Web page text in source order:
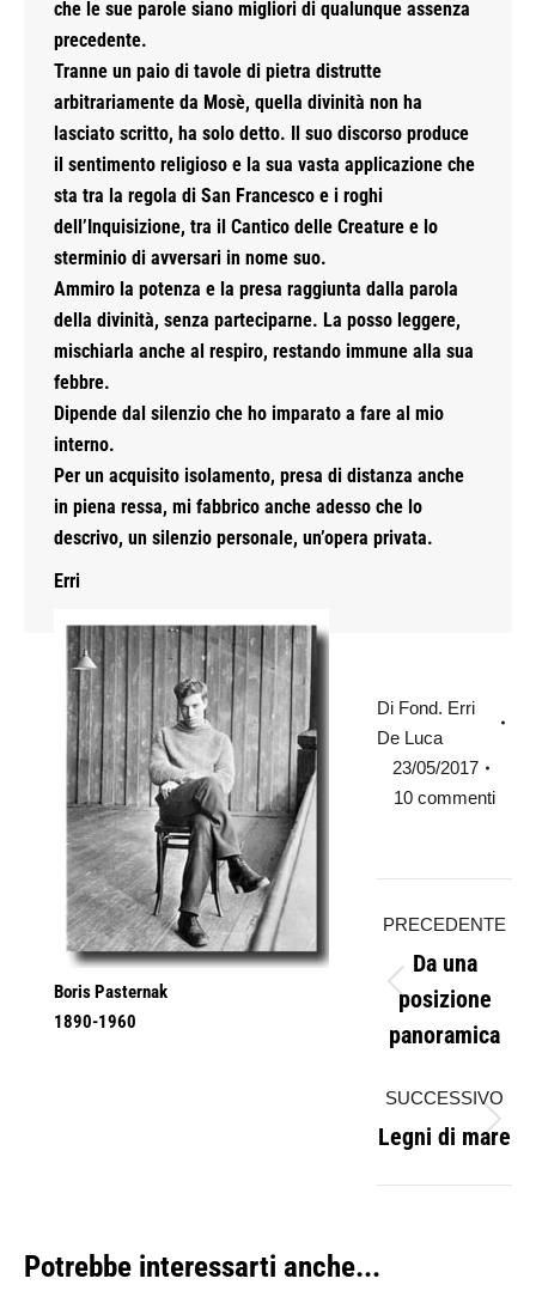
che le sue parole siano migliori di qualunque assenza
precedente.
Tranne un paio di tavole di pietra distrutte
arbitrariamente da Mosè, quella divinità non ha
lasciato scritto, ha solo detto. Il suo discorso produce
il sentimento religioso e la sua vasta applicazione che
sta tra la regola di San Francesco e i roghi
dell’Inquisizione, tra il Cantico delle Creature e lo
sterminio di avversari in nome suo.
Ammiro la potenza e la presa raggiunta dalla parola
della divinità, senza parteciparne. La posso leggere,
mischiarla anche al respiro, restando immune alla sua
febbre.
Dipende dal silenzio che ho imparato a fare al mio
interno.
Per un acquisito isolamento, presa di distanza anche
in piena ressa, mi fabbrico anche adesso che lo
descrivo, un silenzio personale, un’opera privata.
Erri
Boris Pasternak
1890-1960
Di Fond. Erri
De Luca
23/05/2017
10 commenti
Naviga
PRECEDENTE
Post
Da una
posizione
panoramica
SUCCESSIVO
Prossimo
post:
Legni di mare
Potrebbe interessarti anche...